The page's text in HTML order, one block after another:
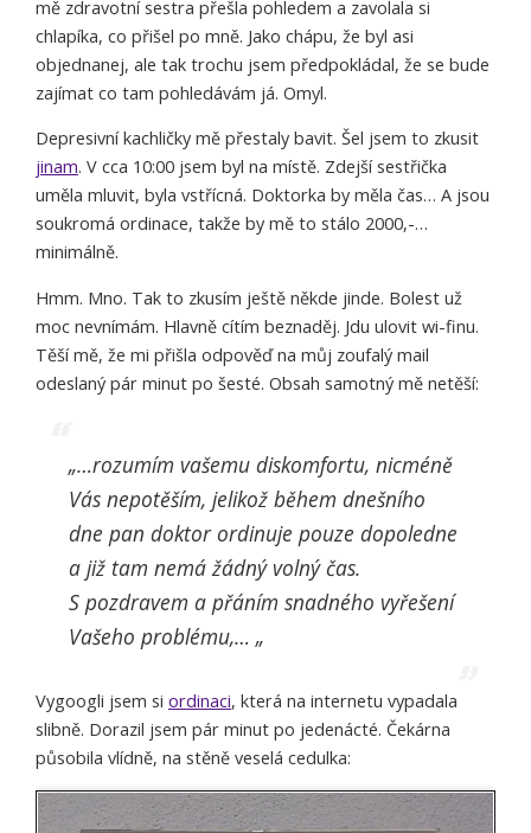
mě zdravotní sestra přešla pohledem a zavolala si
chlapíka, co přišel po mně. Jako chápu, že byl asi
objednanej, ale tak trochu jsem předpokládal, že se bude
zajímat co tam pohledávám já. Omyl.
Depresivní kachličky mě přestaly bavit. Šel jsem to zkusit
jinam. V cca 10:00 jsem byl na místě. Zdejší sestřička
uměla mluvit, byla vstřícná. Doktorka by měla čas… A jsou
soukromá ordinace, takže by mě to stálo 2000,-…
minimálně.
Hmm. Mno. Tak to zkusím ještě někde jinde. Bolest už
moc nevnímám. Hlavně cítím beznaděj. Jdu ulovit wi-finu.
Těší mě, že mi přišla odpověď na můj zoufalý mail
odeslaný pár minut po šesté. Obsah samotný mě netěší:
„…rozumím vašemu diskomfortu, nicméně
Vás nepotěším, jelikož během dnešního
dne pan doktor ordinuje pouze dopoledne
a již tam nemá žádný volný čas.
S pozdravem a přáním snadného vyřešení
Vašeho problému,… „
Vygoogli jsem si ordinaci, která na internetu vypadala
slibně. Dorazil jsem pár minut po jedenácté. Čekárna
působila vlídně, na stěně veselá cedulka: